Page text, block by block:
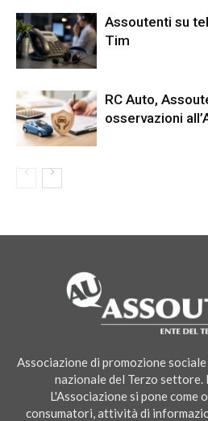
Assoutenti su
Tim
RC Auto,
osservazioni
Associazione di promozione
nazionale del Terzo settore.
L'Associazione si pone
consumatori, attività di